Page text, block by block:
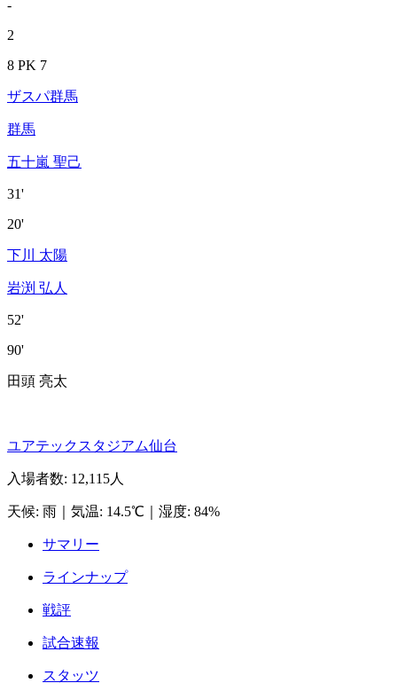
-
2
8 PK 7
ザスパ群馬
群馬
五十嵐 聖己
31'
20'
下川 太陽
岩渕 弘人
52'
90'
田頭 亮太
ユアテックスタジアム仙台
入場者数: 12,115人
天候: 雨 気温: 14.5℃ 湿度: 84%
サマリー
ラインナップ
戦評
試合速報
スタッツ